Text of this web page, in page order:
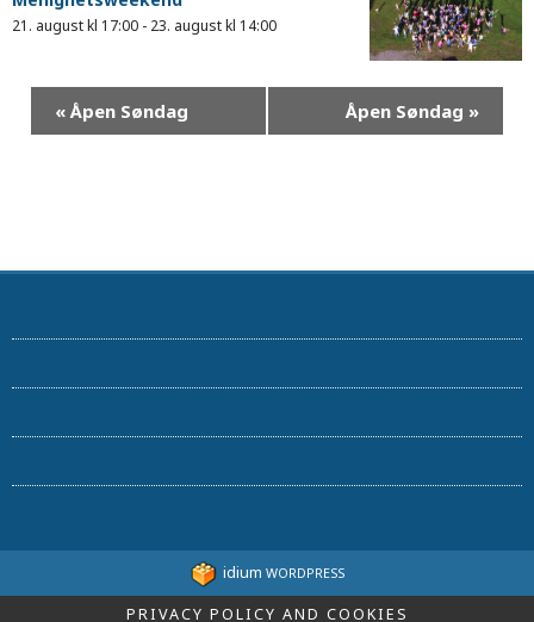
21. august kl 17:00 - 23. august kl 14:00
« Åpen Søndag Åpen Søndag »
idium WORDPRESS
PRIVACY POLICY AND COOKIES